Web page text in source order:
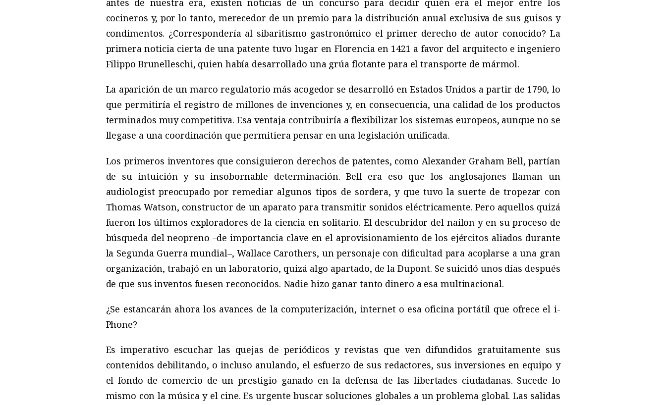
antes de nuestra era, existen noticias de un concurso para decidir quién era el mejor entre los
cocineros y, por lo tanto, merecedor de un premio para la distribución anual exclusiva de sus guisos y
condimentos. ¿Correspondería al sibaritismo gastronómico el primer derecho de autor conocido? La
primera noticia cierta de una patente tuvo lugar en Florencia en 1421 a favor del arquitecto e ingeniero
Filippo Brunelleschi, quien había desarrollado una grúa flotante para el transporte de mármol.
La aparición de un marco regulatorio más acogedor se desarrolló en Estados Unidos a partir de 1790, lo
que permitiría el registro de millones de invenciones y, en consecuencia, una calidad de los productos
terminados muy competitiva. Esa ventaja contribuiría a flexibilizar los sistemas europeos, aunque no se
llegase a una coordinación que permitiera pensar en una legislación unificada.
Los primeros inventores que consiguieron derechos de patentes, como Alexander Graham Bell, partían
de su intuición y su insobornable determinación. Bell era eso que los anglosajones llaman un
audiologist preocupado por remediar algunos tipos de sordera, y que tuvo la suerte de tropezar con
Thomas Watson, constructor de un aparato para transmitir sonidos eléctricamente. Pero aquellos quizá
fueron los últimos exploradores de la ciencia en solitario. El descubridor del nailon y en su proceso de
búsqueda del neopreno –de importancia clave en el aprovisionamiento de los ejércitos aliados durante
la Segunda Guerra mundial–, Wallace Carothers, un personaje con dificultad para acoplarse a una gran
organización, trabajó en un laboratorio, quizá algo apartado, de la Dupont. Se suicidó unos días después
de que sus inventos fuesen reconocidos. Nadie hizo ganar tanto dinero a esa multinacional.
¿Se estancarán ahora los avances de la computerización, internet o esa oficina portátil que ofrece el i-
Phone?
Es imperativo escuchar las quejas de periódicos y revistas que ven difundidos gratuitamente sus
contenidos debilitando, o incluso anulando, el esfuerzo de sus redactores, sus inversiones en equipo y
el fondo de comercio de un prestigio ganado en la defensa de las libertades ciudadanas. Sucede lo
mismo con la música y el cine. Es urgente buscar soluciones globales a un problema global. Las salidas